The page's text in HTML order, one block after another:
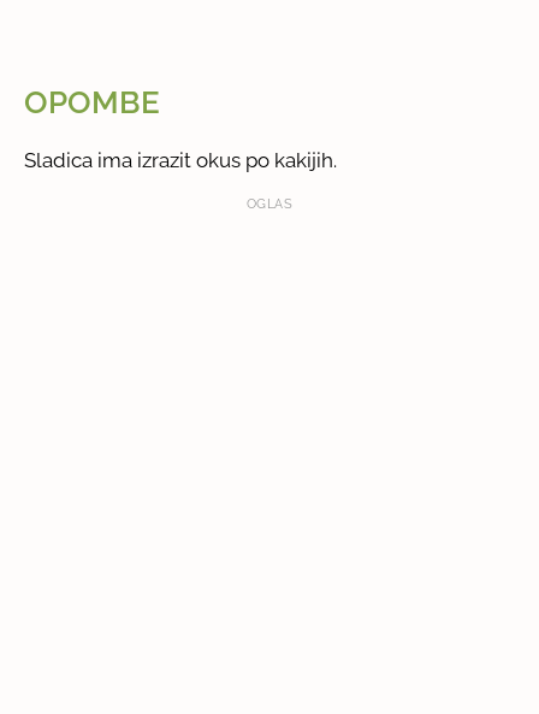
OPOMBE
Sladica ima izrazit okus po kakijih.
OGLAS